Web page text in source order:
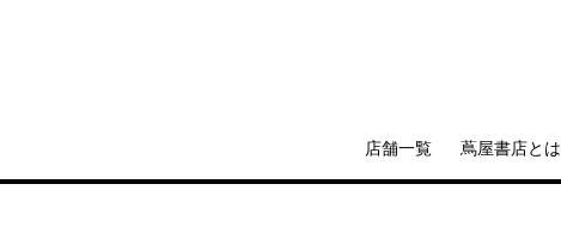
店舗一覧 蔦屋書店とは